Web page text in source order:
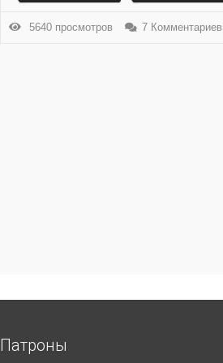
5640 просмотров 7 Комментариев
Патроны